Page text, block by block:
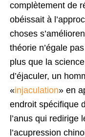
complètement de
obéissait à
choses
théorie n’égale
plus que la
d’éjaculer, un
«injaculation» en
endroit spécifique
l’anus qui
l’acupression